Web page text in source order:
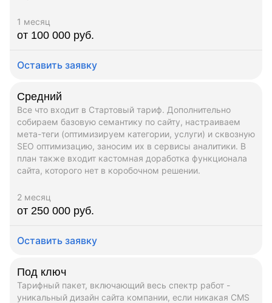
1 месяц
от 100 000 руб.
Оставить заявку
Средний
Все что входит в Стартовый тариф. Дополнительно
собираем базовую семантику по сайту, настраиваем
мета-теги (оптимизируем категории, услуги) и сквозную
SEO оптимизацию, заносим их в сервисы аналитики. В
план также входит кастомная доработка функционала
сайта, которого нет в коробочном решении.
2 месяц
от 250 000 руб.
Оставить заявку
Под ключ
Тарифный пакет, включающий весь спектр работ -
уникальный дизайн сайта компании, если никакая CMS